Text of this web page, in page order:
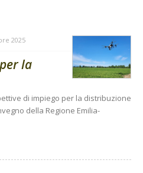
2025
la
di impiego per la distribuzione
della Regione Emilia-